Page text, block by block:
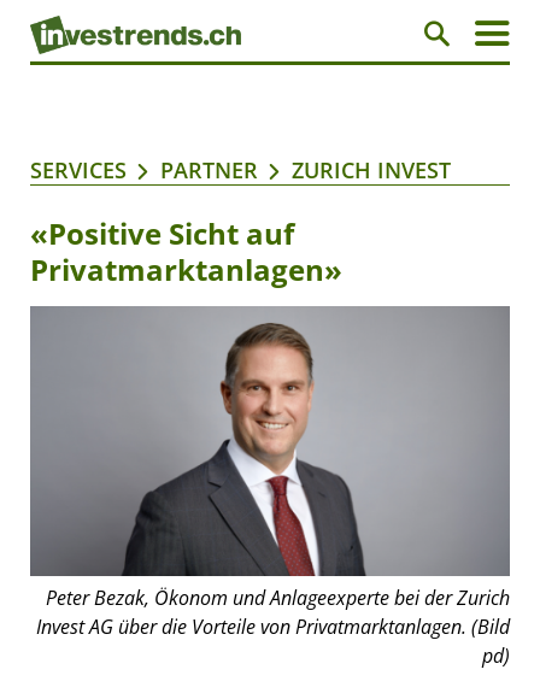
SERVICES PARTNER ZURICH INVEST
«Positive Sicht auf
Privatmarktanlagen»
Peter Bezak, Ökonom und Anlageexperte bei der Zurich
Invest AG über die Vorteile von Privatmarktanlagen. (Bild
pd)